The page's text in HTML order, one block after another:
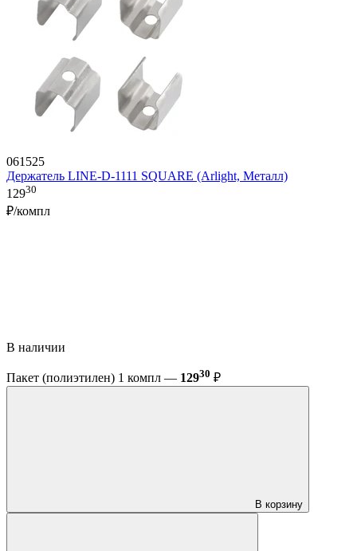
061525
Держатель LINE-D-1111 SQUARE (Arlight, Металл)
12930
₽/компл
В наличии
Пакет (полиэтилен) 1 компл — 12930 ₽
В корзину